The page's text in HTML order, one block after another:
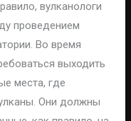
вулканологи
проведением
Во время
выходить
места, где
Они должны